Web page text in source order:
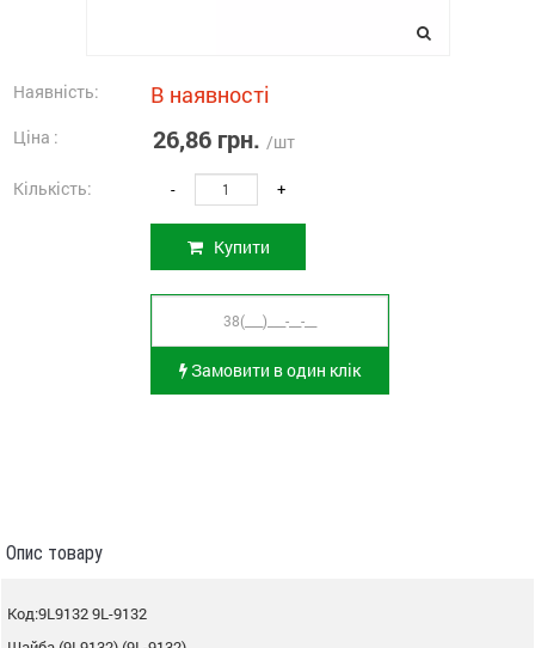
Наявність: В наявності
Ціна : 26,86 грн. /шт
Кількість: - +
Купити
Замовити в один клік
Опис товару
Код:9L9132 9L-9132